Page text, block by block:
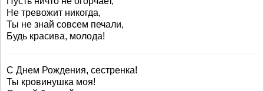
Не тревожит никогда,
Ты не знай совсем печали,
Будь красива, молода!
С Днем Рождения, сестренка!
Ты кровинушка моя!